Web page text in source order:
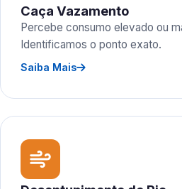
Caça Vazamento
Percebe consumo elevado ou
Identificamos o ponto exato.
Saiba Mais